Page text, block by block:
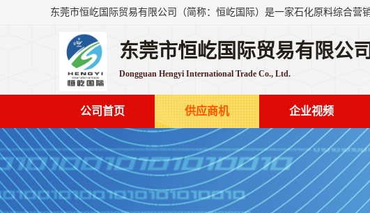
东莞市恒屹国际贸易有限公司
Dongguan Hengyi International Trade Co., Ltd.
公司首页 供应商机 企业视频